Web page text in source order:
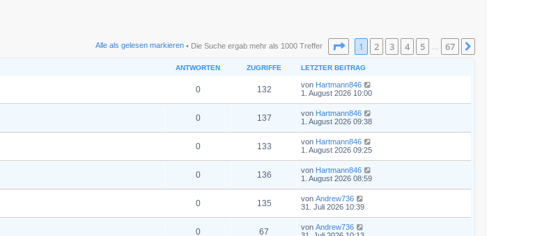
Alle als gelesen markieren • Die Suche ergab mehr als 1000 Treffer Seite von67
1 2 3 4 5 67
ANTWORTEN ZUGRIFFE LETZTER BEITRAG
0 132 von Hartmann846
1. August 2026 10:00
0 137 von Hartmann846
1. August 2026 09:38
0 133 von Hartmann846
1. August 2026 09:25
0 136 von Hartmann846
1. August 2026 08:59
0 135 von Andrew736
31. Juli 2026 10:39
0 67 von Andrew736